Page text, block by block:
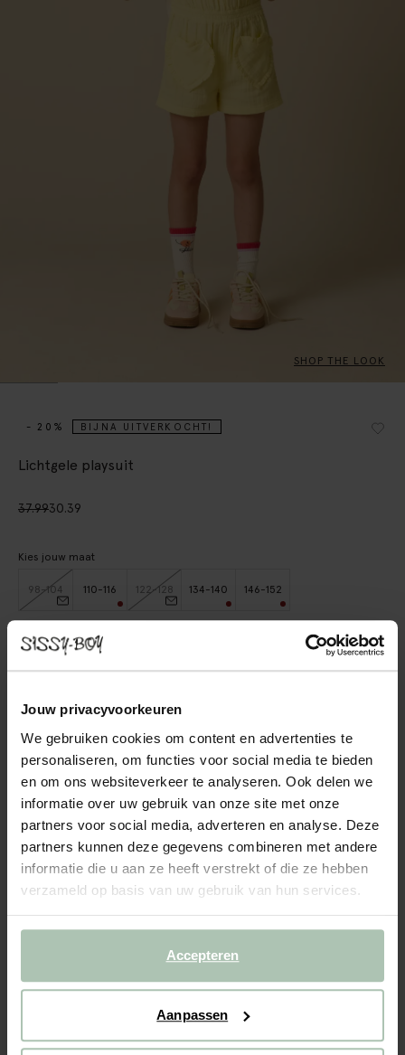
Jouw privacyvoorkeuren
We gebruiken cookies om content en advertenties te
personaliseren, om functies voor social media te bieden
en om ons websiteverkeer te analyseren. Ook delen we
informatie over uw gebruik van onze site met onze
partners voor social media, adverteren en analyse. Deze
partners kunnen deze gegevens combineren met andere
informatie die u aan ze heeft verstrekt of die ze hebben
verzameld op basis van uw gebruik van hun services.
Accepteren
Aanpassen
SHOP THE LOOK
- 20% BIJNA UITVERKOCHT!
Lichtgele playsuit
37.9930.39
Kies jouw maat
98-104 110-116 122-128 134-140 146-152
Gratis verzending naar winkel
Achteraf betalen
Snelle levering
OMSCHRIJVING
spaghettibandjes, een ronde halslijn, een elastische taille en
een mousseline kwaliteit. Verder is de playsuit voorzien van
twee opgestikte hartvormige zakken met ruffles. Materiaal: